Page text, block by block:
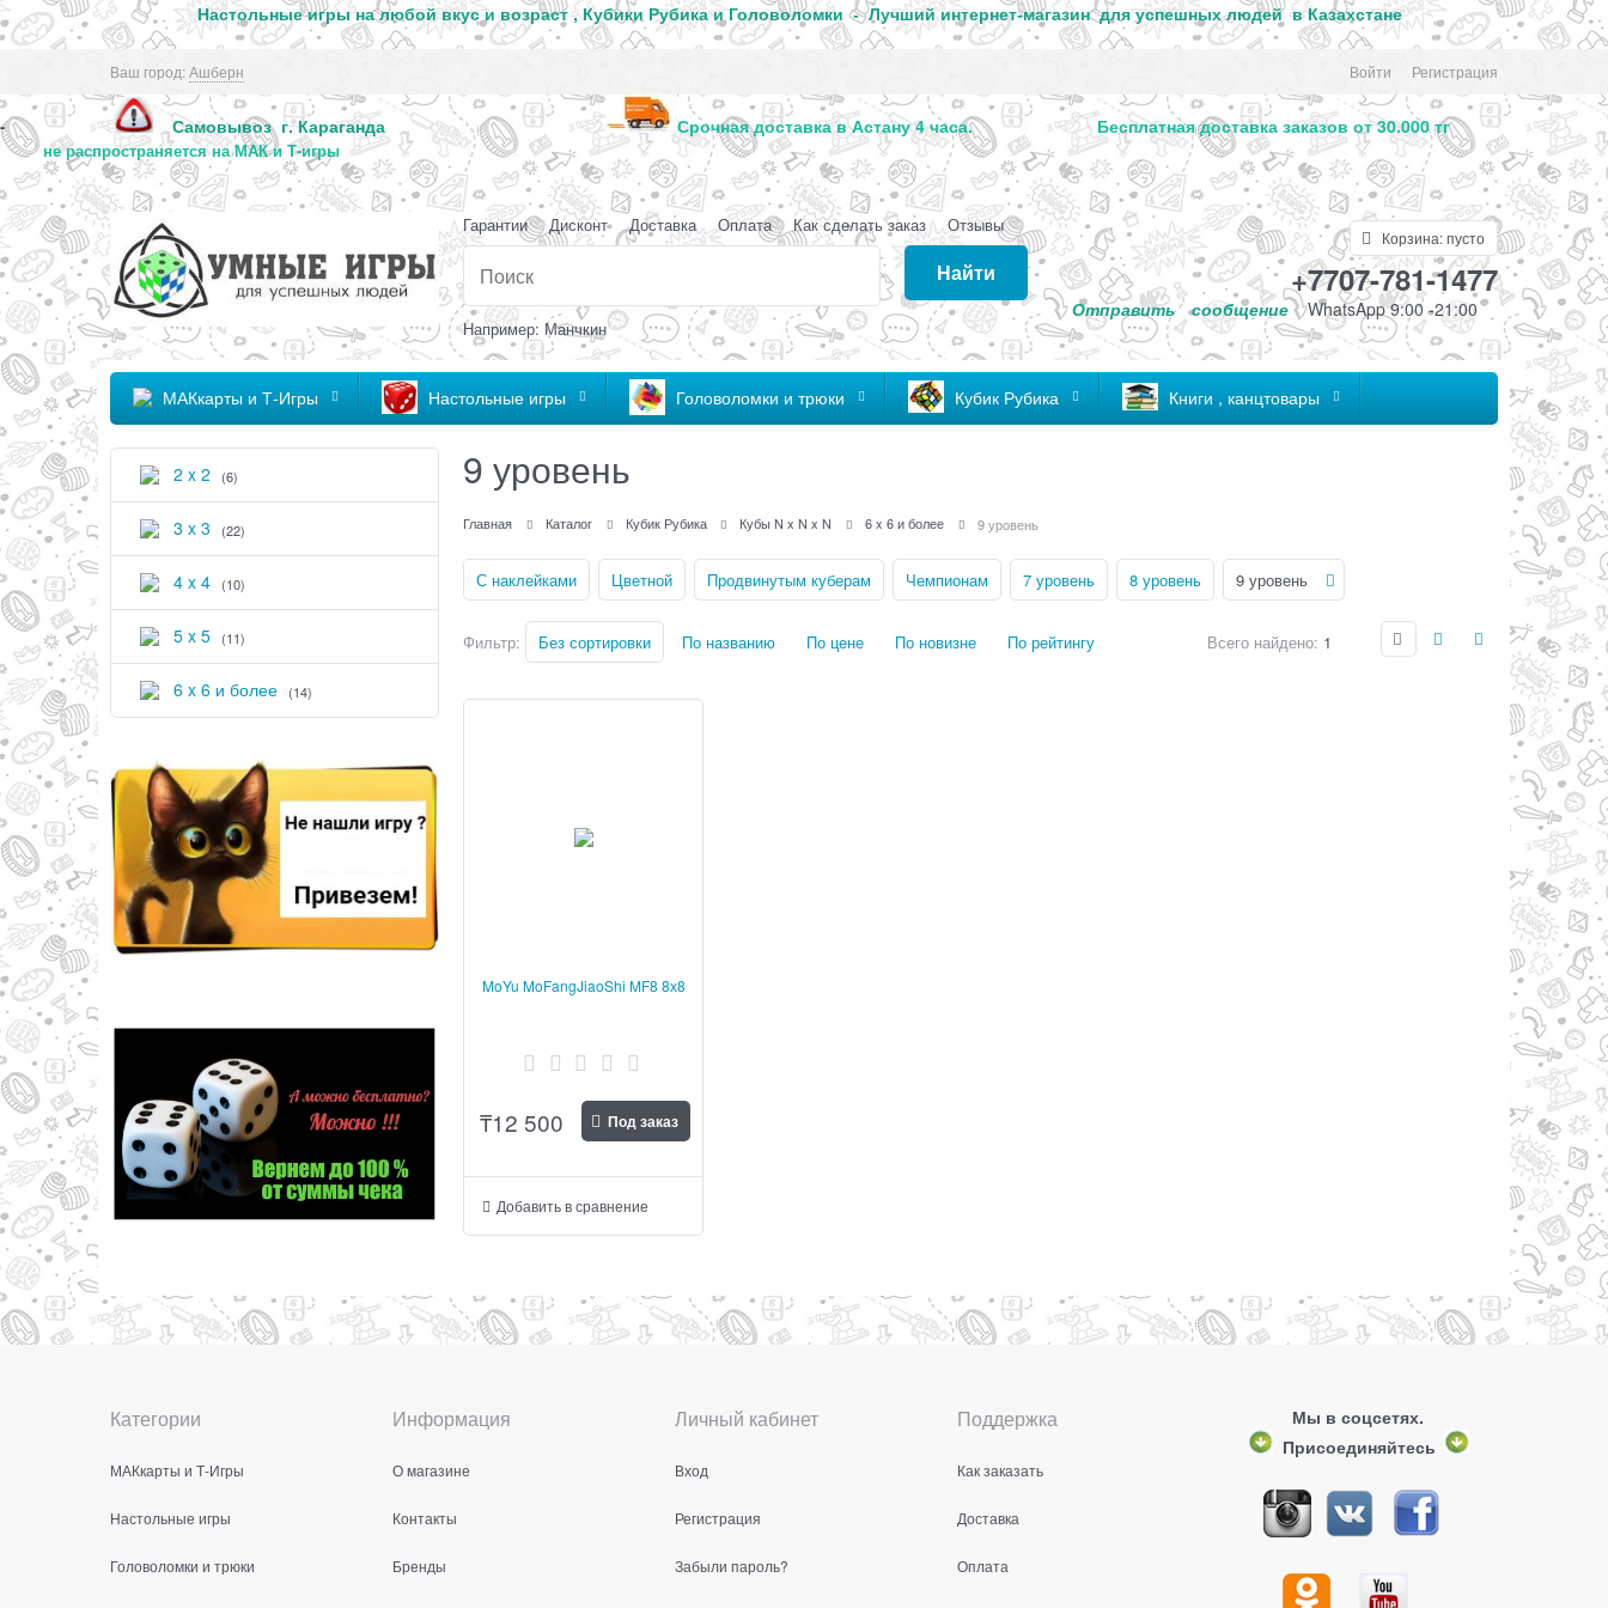
Настольные игры на любой вкус и возраст , Кубики Рубика и Головоломки - Лучший интернет-магазин для успешных людей в Казахстане
Ваш город:Ашберн Войти Регистрация
- Самовывоз г. Караганда Срочная доставка в Астану 4 часа. Бесплатная доставка заказов от 30.000 тг
не распространяется на МАК и Т-игры
Гарантии Дисконт Доставка Оплата Как сделать заказ Отзывы
Найти
Например: Манчкин
Корзина:пусто
+7707-781-1477
Отправить сообщениеWhatsApp 9:00 -21:00
МАКкарты и Т-Игры Настольные игры Головоломки и трюки Кубик Рубика Книги , канцтовары
2 x 2 (6)
3 x 3 (22)
4 x 4 (10)
5 x 5 (11)
6 x 6 и более (14)
9 уровень
Главная Каталог Кубик Рубика Кубы N x N x N 6 x 6 и более 9 уровень
С наклейками Цветной Продвинутым куберам Чемпионам 7 уровень 8 уровень 9 уровень
Фильтр: Без сортировки По названию По цене По новизне По рейтингу Всего найдено: 1
MoYu MoFangJiaoShi MF8 8х8
₸12 500 Под заказ
Добавить в сравнение
Категории
МАКкарты и Т-Игры
Настольные игры
Головоломки и трюки
Информация
О магазине
Контакты
Бренды
Личный кабинет
Вход
Регистрация
Забыли пароль?
Поддержка
Как заказать
Доставка
Оплата
Мы в соцсетях.
Присоединяйтесь